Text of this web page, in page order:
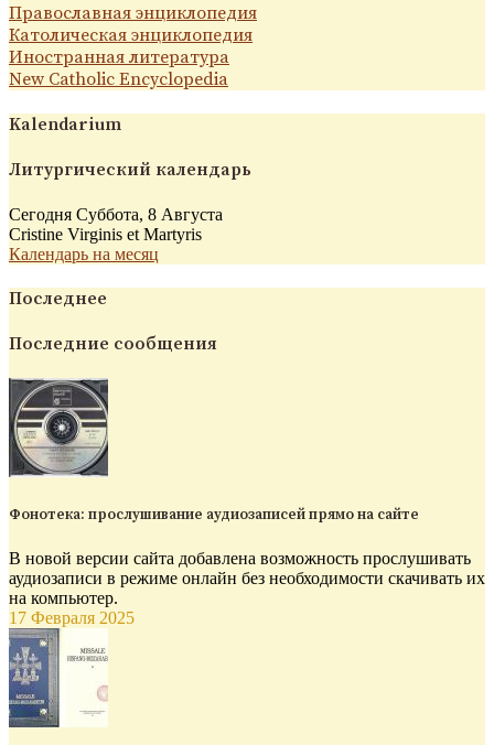
Православная энциклопедия
Католическая энциклопедия
Иностранная литература
New Catholic Encyclopedia
Kalendarium
Литургический календарь
Сегодня Суббота, 8 Августа
Cristine Virginis et Martyris
Календарь на месяц
Последнее
Последние сообщения
Фонотека: прослушивание аудиозаписей прямо на сайте
В новой версии сайта добавлена возможность прослушивать
аудиозаписи в режиме онлайн без необходимости скачивать их
на компьютер.
17 Февраля 2025